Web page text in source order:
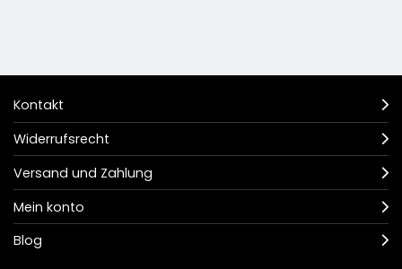
Kontakt
Widerrufsrecht
Versand und Zahlung
Mein konto
Blog